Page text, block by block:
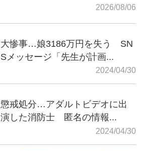
2026/08/06
大惨事…娘3186万円を失う SN
Sメッセージ「先生が計画...
2024/04/30
懲戒処分…アダルトビデオに出
演した消防士 匿名の情報...
2024/04/30